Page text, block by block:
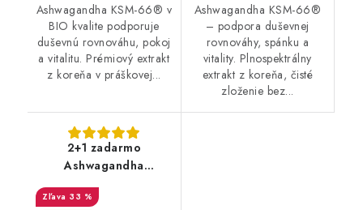
Ashwagandha KSM-66® v
BIO kvalite podporuje
duševnú rovnováhu, pokoj
a vitalitu. Prémiový extrakt
z koreňa v práškovej...
Ashwagandha KSM-66®
– podpora duševnej
rovnováhy, spánku a
vitality. Plnospektrálny
extrakt z koreňa, čisté
zloženie bez...
2+1 zadarmo
Ashwagandha
66® - Kapsle BIO
33 %